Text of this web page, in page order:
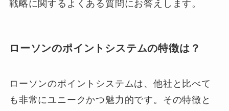
戦略に関するよくある質問にお答えします。
ローソンのポイントシステムの特徴は？
ローソンのポイントシステムは、他社と比べて
も非常にユニークかつ魅力的です。その特徴と